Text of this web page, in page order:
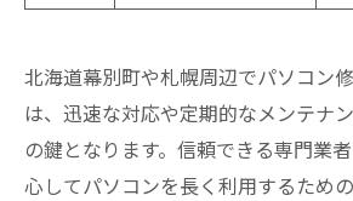
北海道幕別町や札幌周辺でパソコン
は、迅速な対応や定期的なメンテナ
の鍵となります。信頼できる専門業
心してパソコンを長く利用するため